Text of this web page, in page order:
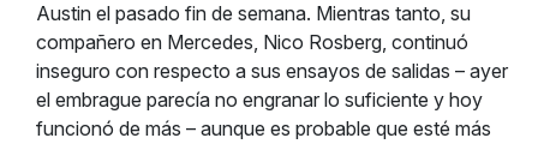
Austin el pasado fin de semana. Mientras tanto, su
compañero en Mercedes, Nico Rosberg, continuó
inseguro con respecto a sus ensayos de salidas – ayer
el embrague parecía no engranar lo suficiente y hoy
funcionó de más – aunque es probable que esté más